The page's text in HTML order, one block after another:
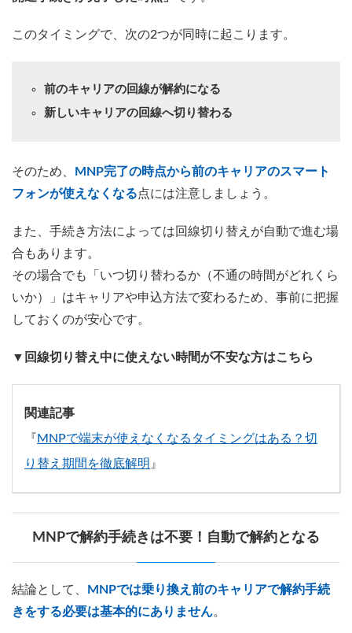
このタイミングで、次の2つが同時に起こります。
前のキャリアの回線が解約になる
新しいキャリアの回線へ切り替わる
そのため、
MNP完了の時点から前のキャリアのスマート
フォンが使えなくなる点には注意しましょう。
また、手続き方法によっては回線切り替えが自動で進む場
合もあります。
その場合でも「いつ切り替わるか（不通の時間がどれくら
いか）」はキャリアや申込方法で変わるため、事前に把握
しておくのが安心です。
▼回線切り替え中に使えない時間が不安な方はこちら
関連記事
『 MNPで端末が使えなくなるタイミングはある？切
り替え期間を徹底解明 』
MNPで解約手続きは不要！自動で解約となる
結論として、
MNPでは乗り換え前のキャリアで解約手続
きをする必要は基本的にありません。